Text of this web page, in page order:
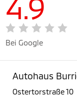
Bei Google
Autohaus
Ostertorstraße 10